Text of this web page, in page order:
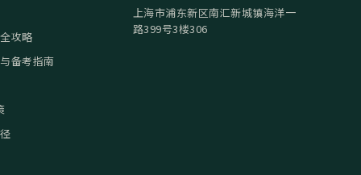
攻略
备考指南
上海市浦东新区南汇新城镇海洋一
路399号3楼306